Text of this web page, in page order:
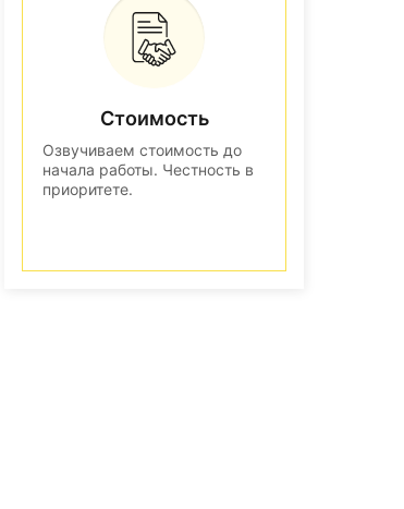
Стоимость
Озвучиваем стоимость до
начала работы. Честность в
приоритете.